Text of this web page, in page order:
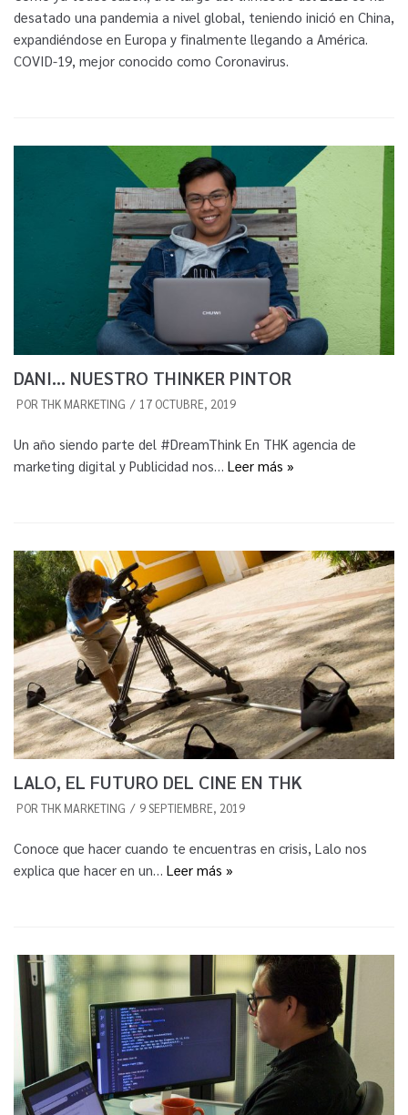
desatado una pandemia a nivel global, teniendo inició en China,
expandiéndose en Europa y finalmente llegando a América.
COVID-19, mejor conocido como Coronavirus.
DANI… NUESTRO THINKER PINTOR
POR THK MARKETING 17 OCTUBRE, 2019
Un año siendo parte del #DreamThink En THK agencia de
marketing digital y Publicidad nos… Leer más »
LALO, EL FUTURO DEL CINE EN THK
POR THK MARKETING 9 SEPTIEMBRE, 2019
Conoce que hacer cuando te encuentras en crisis, Lalo nos
explica que hacer en un… Leer más »